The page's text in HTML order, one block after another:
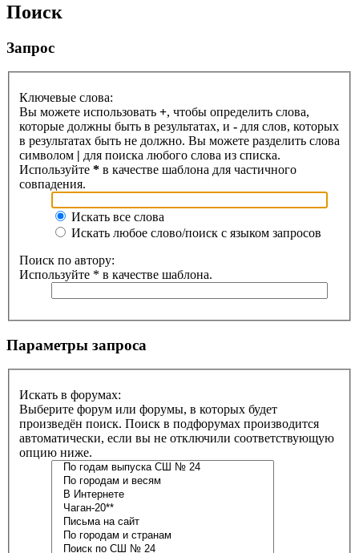
Поиск
Запрос
Ключевые слова:
Вы можете использовать +, чтобы определить слова,
которые должны быть в результатах, и - для слов, которых
в результатах быть не должно. Вы можете разделить слова
символом | для поиска любого слова из списка.
Используйте * в качестве шаблона для частичного
совпадения.
Искать все слова
Искать любое слово/поиск с языком запросов
Поиск по автору:
Используйте * в качестве шаблона.
Параметры запроса
Искать в форумах:
Выберите форум или форумы, в которых будет
произведён поиск. Поиск в подфорумах производится
автоматически, если вы не отключили соответствующую
опцию ниже.